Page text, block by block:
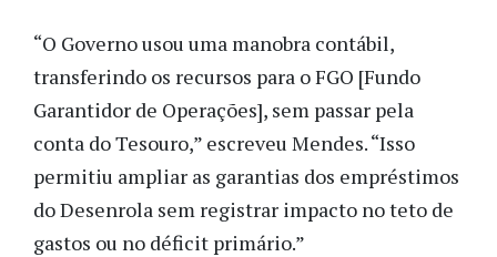
“O Governo usou uma manobra contábil,
transferindo os recursos para o FGO [Fundo
Garantidor de Operações], sem passar pela
conta do Tesouro,” escreveu Mendes. “Isso
permitiu ampliar as garantias dos empréstimos
do Desenrola sem registrar impacto no teto de
gastos ou no déficit primário.”